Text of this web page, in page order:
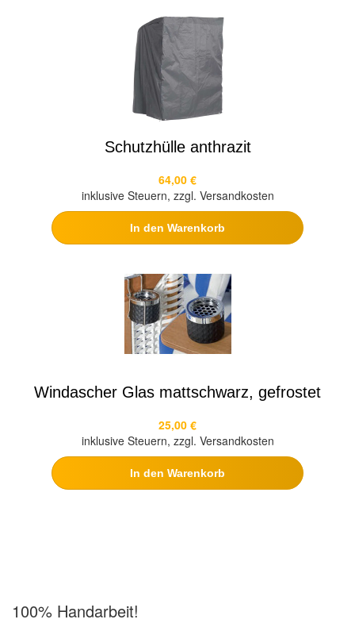
Schutzhülle anthrazit
64,00 €
inklusive Steuern, zzgl. Versandkosten
In den Warenkorb
Windascher Glas mattschwarz, gefrostet
25,00 €
inklusive Steuern, zzgl. Versandkosten
In den Warenkorb
100% Handarbeit!